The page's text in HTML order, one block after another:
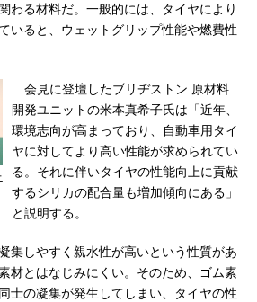
わる材料だ。一般的には、タイヤにより
いると、ウェットグリップ性能や燃費性
会見に登壇したブリヂストン 原材料
開発ユニットの米本真希子氏は「近年、
環境志向が高まっており、自動車用タイ
ヤに対してより高い性能が求められてい
る。それに伴いタイヤの性能向上に貢献
するシリカの配合量も増加傾向にある」
と説明する。
集しやすく親水性が高いという性質があ
材とはなじみにくい。そのため、ゴム素
士の凝集が発生してしまい、タイヤの性